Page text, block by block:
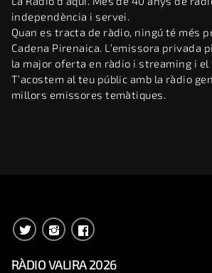
independència i servei.
Quan es tracta de ràdio, ningú té més
Cadena Pirenaica. L’emissora privada
la major oferta en ràdio i streaming i el
T’acostem al teu públic amb la ràdio
millors emissores temàtiques.
RÀDIO VALIRA 2026